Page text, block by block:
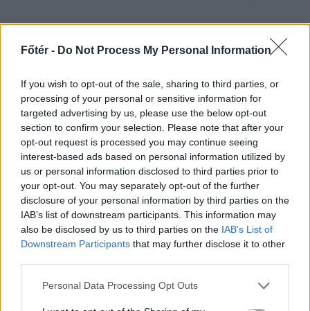
Főtér - Do Not Process My Personal Information
If you wish to opt-out of the sale, sharing to third parties, or
processing of your personal or sensitive information for
targeted advertising by us, please use the below opt-out
section to confirm your selection. Please note that after your
opt-out request is processed you may continue seeing
interest-based ads based on personal information utilized by
us or personal information disclosed to third parties prior to
your opt-out. You may separately opt-out of the further
disclosure of your personal information by third parties on the
IAB’s list of downstream participants. This information may
also be disclosed by us to third parties on the IAB’s List of
Downstream Participants that may further disclose it to other
Personal Data Processing Opt Outs
következmények is legyenek,
pragmatikus lépésekre van szükség,
de úgy, hogy azt érvénybe is lehessen léptetni
anélkül, hogy utólagos magyarázkodásokba és
buktatókba ütköznénk. Minden
fókuszvesztettség a téma pragmatikus és
célirányos kezeléséről több halálhoz,
erőszakhoz vezet, miközben az aktivisták
cicaharca az inkluzivitás jegyében fontosabb,
úgy tűnik.
A sok bába közt elvész a gyermek – a
képviselet kiüresedésének vádja és az erdélyi